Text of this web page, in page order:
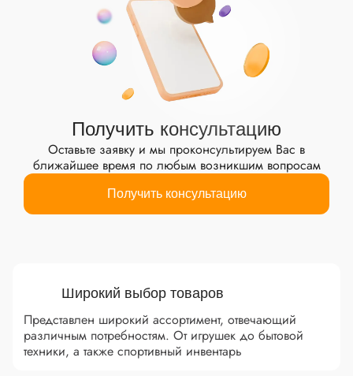
Получить консультацию
Оставьте заявку и мы проконсультируем Вас в
ближайшее время по любым возникшим вопросам
Получить консультацию
Широкий выбор товаров
Представлен широкий ассортимент, отвечающий
различным потребностям. От игрушек до бытовой
техники, а также спортивный инвентарь